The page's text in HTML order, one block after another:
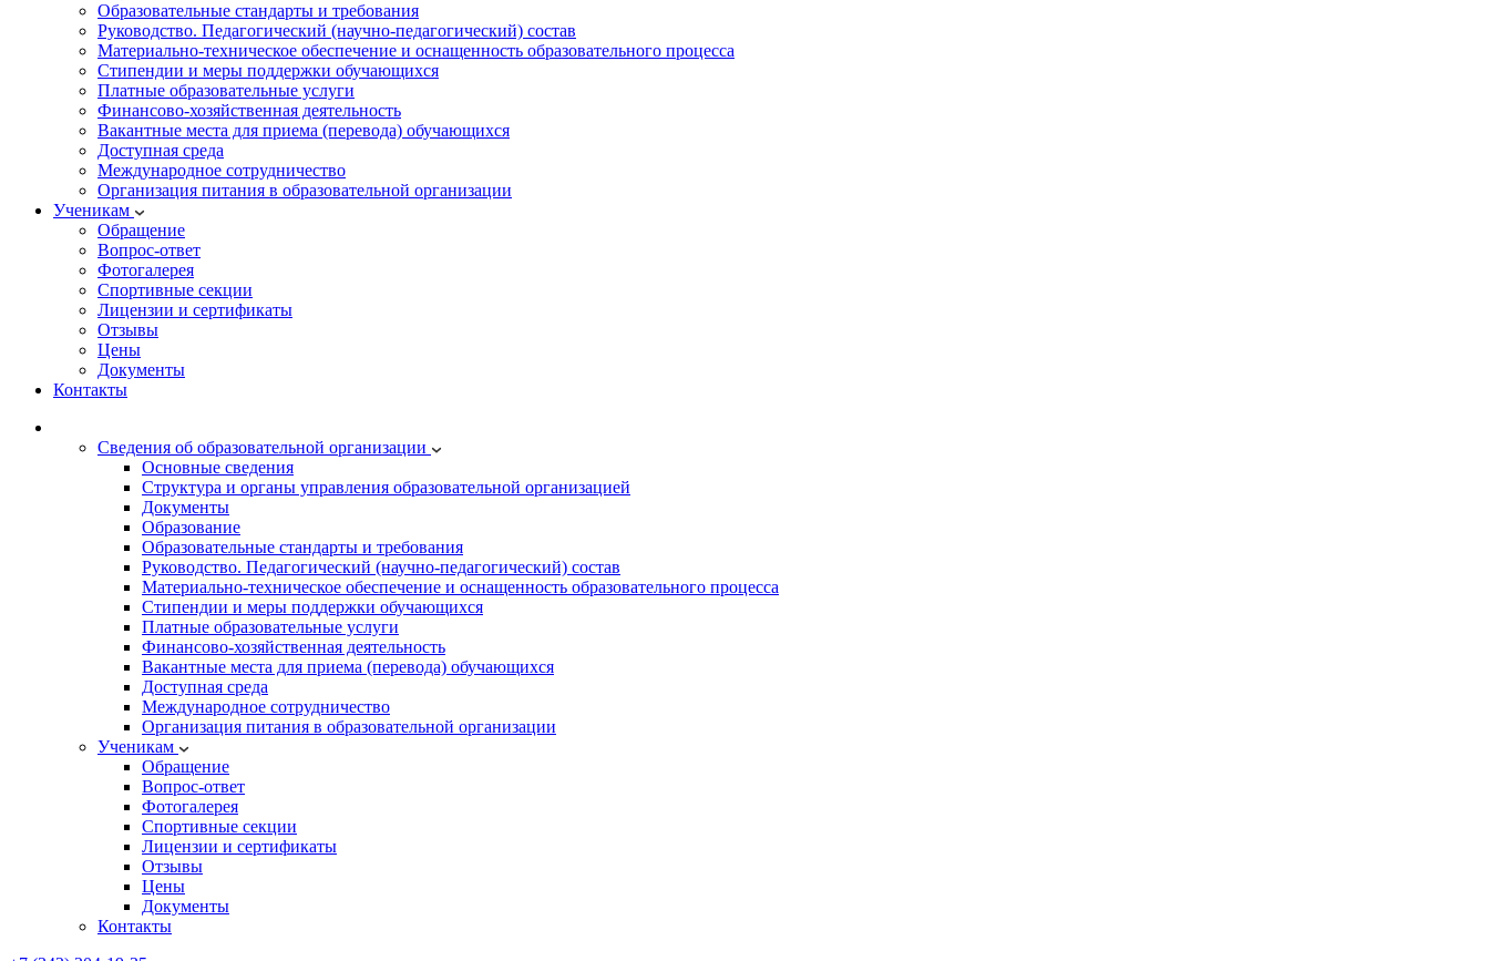
Образовательные стандарты и требования
Руководство. Педагогический (научно-педагогический) состав
Материально-техническое обеспечение и оснащенность образовательного процесса
Стипендии и меры поддержки обучающихся
Платные образовательные услуги
Финансово-хозяйственная деятельность
Вакантные места для приема (перевода) обучающихся
Доступная среда
Международное сотрудничество
Организация питания в образовательной организации
Ученикам
Обращение
Вопрос-ответ
Фотогалерея
Спортивные секции
Лицензии и сертификаты
Отзывы
Цены
Документы
Контакты
Сведения об образовательной организации
Основные сведения
Структура и органы управления образовательной организацией
Документы
Образование
Образовательные стандарты и требования
Руководство. Педагогический (научно-педагогический) состав
Материально-техническое обеспечение и оснащенность образовательного процесса
Стипендии и меры поддержки обучающихся
Платные образовательные услуги
Финансово-хозяйственная деятельность
Вакантные места для приема (перевода) обучающихся
Доступная среда
Международное сотрудничество
Организация питания в образовательной организации
Ученикам
Обращение
Вопрос-ответ
Фотогалерея
Спортивные секции
Лицензии и сертификаты
Отзывы
Цены
Документы
Контакты